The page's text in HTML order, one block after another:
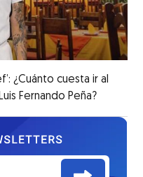
¿Cuánto cuesta ir al
Fernando Peña?